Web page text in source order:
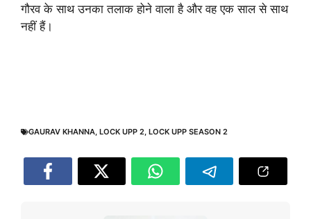
गौरव के साथ उनका तलाक होने वाला है और वह एक साल से साथ
नहीं हैं।
GAURAV KHANNA, LOCK UPP 2, LOCK UPP SEASON 2